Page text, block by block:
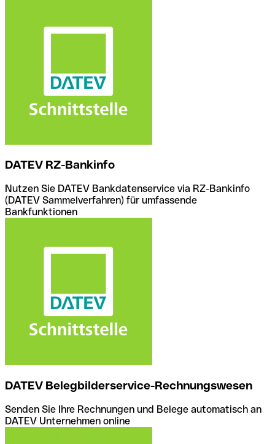
DATEV RZ-Bankinfo
Nutzen Sie DATEV Bankdatenservice via RZ-Bankinfo
(DATEV Sammelverfahren) für umfassende
Bankfunktionen
DATEV Belegbilderservice-Rechnungswesen
Senden Sie Ihre Rechnungen und Belege automatisch an
DATEV Unternehmen online